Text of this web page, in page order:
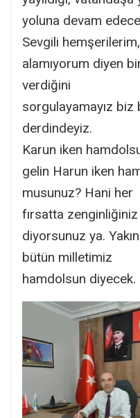
yoluna devam
Sevgili
alamıyorum diyen
verdiğini
sorgulayamayız
derdindeyiz.
Karun iken
gelin Harun iken
musunuz? Hani her
fırsatta
diyorsunuz ya.
bütün milletimiz
hamdolsun diyecek.